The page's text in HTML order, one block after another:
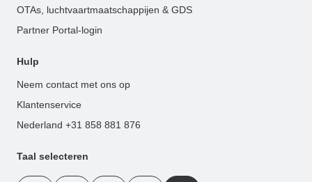
OTAs, luchtvaartmaatschappijen & GDS
Partner Portal-login
Hulp
Neem contact met ons op
Klantenservice
Nederland +31 858 881 876
Taal selecteren